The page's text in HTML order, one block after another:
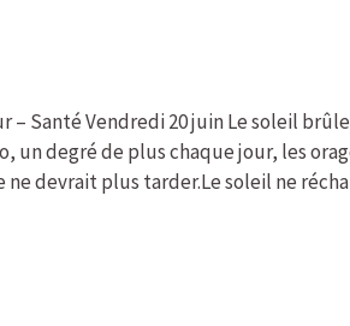
– Santé Vendredi 20 juin Le soleil
un degré de plus chaque jour, les
ne devrait plus tarder.Le soleil ne